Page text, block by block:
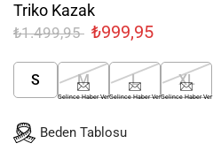
Triko Kazak
₺1.499,95 ₺999,95
S M
Gelince Haber Ver
L
Gelince Haber Ver
XL
Gelince Haber Ver
Beden Tablosu